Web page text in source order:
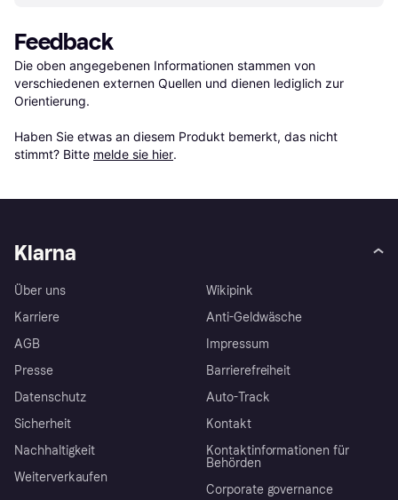
Feedback
Die oben angegebenen Informationen stammen von
verschiedenen externen Quellen und dienen lediglich zur
Orientierung.
Haben Sie etwas an diesem Produkt bemerkt, das nicht
stimmt? Bitte melde sie hier.
Klarna
Über uns
Karriere
AGB
Presse
Datenschutz
Sicherheit
Nachhaltigkeit
Weiterverkaufen
Wikipink
Anti-Geldwäsche
Impressum
Barrierefreiheit
Auto-Track
Kontakt
Kontaktinformationen für
Behörden
Corporate governance